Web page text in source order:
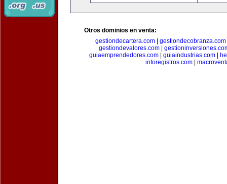
Otros dominios en venta:
gestiondecartera.com| gestiondecobranza.com
gestiondevalores.com|
guiaemprendedores.com
guiaindustrias.com
inforegistros.com